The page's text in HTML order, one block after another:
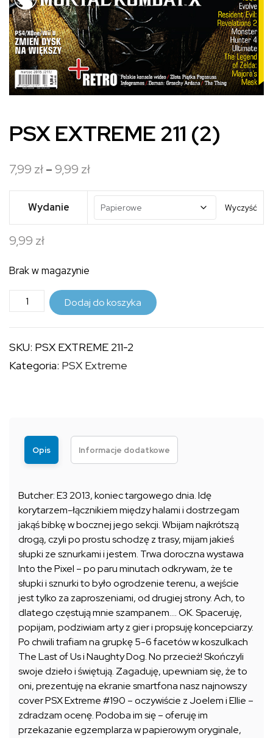
PSX EXTREME 211 (2)
7,99 zł–9,99 złZakres
cen:
od
7,99 zł
Wydanie Wyczyść
9,99 zł
Brak w magazynie
ilość
PSX
211
(2)
Dodaj do koszyka
SKU: PSX EXTREME 211-2
Kategoria: PSX Extreme
Opis Informacje dodatkowe
Butcher: E3 2013, koniec targowego dnia. Idę
korytarzem-łącznikiem między halami i dostrzegam
jakąś bibkę w bocznej jego sekcji. Wbijam najkrótszą
drogą, czyli po prostu schodzę z trasy, mijam jakieś
słupki ze sznurkami i jestem. Trwa doroczna wystawa
Into the Pixel – po paru minutach odkrywam, że te
słupki i sznurki to było ogrodzenie terenu, a wejście
jest tylko za zaproszeniami, od drugiej strony. Ach, to
dlatego częstują mnie szampanem…. OK. Spaceruję,
popijam, podziwiam arty z gier i propsuję koncepciarzy.
Po chwili trafiam na grupkę 5-6 facetów w koszulkach
The Last of Us i Naughty Dog. No przecież! Skończyli
swoje dzieło i świętują. Zagaduję, upewniam się, że to
oni, prezentuję na ekranie smartfona nasz najnowszy
cover PSX Extreme #190 – oczywiście z Joelem i Ellie –
zdradzam ocenę. Podoba im się – oferuję im
przekazanie egzemplarza w papierowym oryginale,